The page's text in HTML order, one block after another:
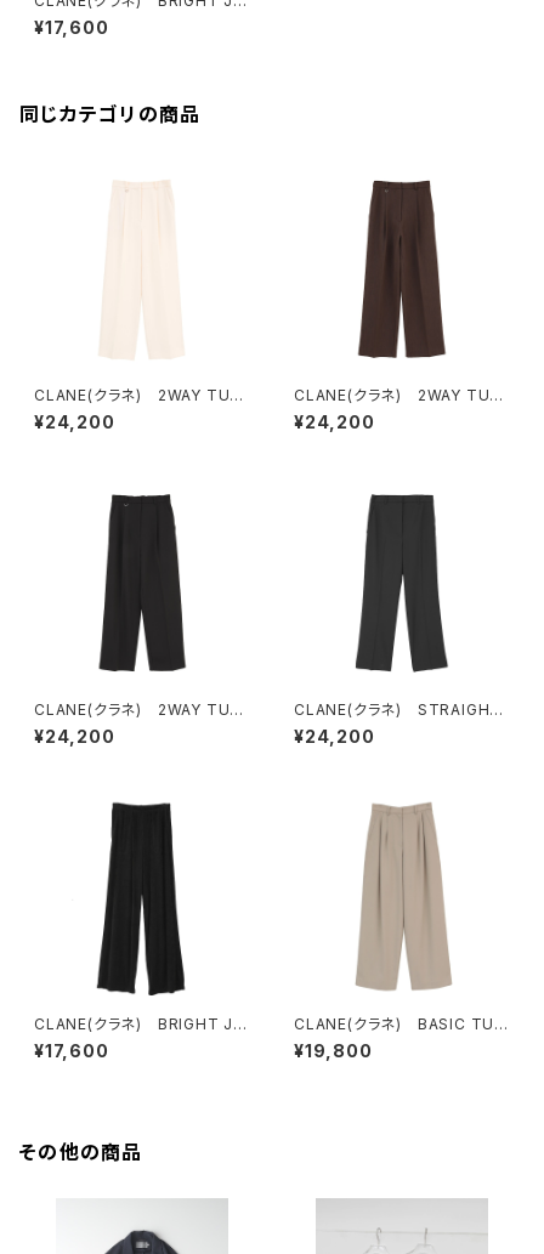
RSEY PANTS
¥17,600
同じカテゴリの商品
CLANE(クラネ) 2WAY TUC
K STRAIGHT PANTS IVOR
Y
¥24,200
CLANE(クラネ) 2WAY TUC
K STRAIGHT PANTS BRO
WN
¥24,200
CLANE(クラネ) 2WAY TUC
K STRAIGHT PANTS BLA
CK
¥24,200
CLANE(クラネ) STRAIGHT
SLIM PANTS
¥24,200
CLANE(クラネ) BRIGHT JE
RSEY PANTS
¥17,600
CLANE(クラネ) BASIC TUC
K PANTS BEIGE
¥19,800
その他の商品